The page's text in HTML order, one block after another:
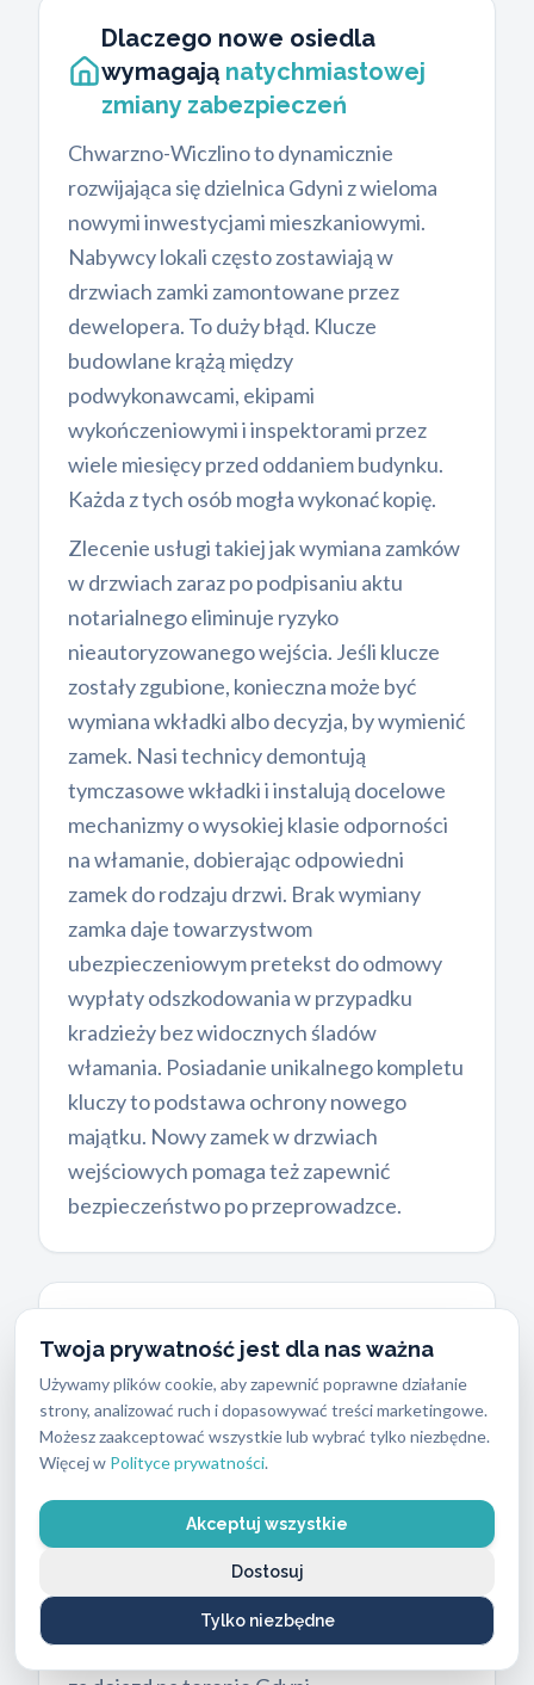
Twoja prywatność jest dla nas ważna
Używamy plików cookie, aby zapewnić poprawne działanie
strony, analizować ruch i dopasowywać treści marketingowe.
Możesz zaakceptować wszystkie lub wybrać tylko niezbędne.
Więcej w Polityce prywatności.
Akceptuj wszystkie
Tylko niezbędne
Dostosuj
Dlaczego nowe osiedla
wymagają natychmiastowej
zmiany zabezpieczeń
Chwarzno-Wiczlino to dynamicznie
rozwijająca się dzielnica Gdyni z wieloma
nowymi inwestycjami mieszkaniowymi.
Nabywcy lokali często zostawiają w
drzwiach zamki zamontowane przez
dewelopera. To duży błąd. Klucze
budowlane krążą między
podwykonawcami, ekipami
wykończeniowymi i inspektorami przez
wiele miesięcy przed oddaniem budynku.
Każda z tych osób mogła wykonać kopię.
Zlecenie usługi takiej jak wymiana zamków
w drzwiach zaraz po podpisaniu aktu
notarialnego eliminuje ryzyko
nieautoryzowanego wejścia. Jeśli klucze
zostały zgubione, konieczna może być
wymiana wkładki albo decyzja, by wymienić
zamek. Nasi technicy demontują
tymczasowe wkładki i instalują docelowe
mechanizmy o wysokiej klasie odporności
na włamanie, dobierając odpowiedni
zamek do rodzaju drzwi. Brak wymiany
zamka daje towarzystwom
ubezpieczeniowym pretekst do odmowy
wypłaty odszkodowania w przypadku
kradzieży bez widocznych śladów
włamania. Posiadanie unikalnego kompletu
kluczy to podstawa ochrony nowego
majątku. Nowy zamek w drzwiach
wejściowych pomaga też zapewnić
bezpieczeństwo po przeprowadzce.
ślusarskichi koszt materiałów
Klienci oczekują jasnych warunków
finansowych przed rozpoczęciem pracy.
Ceny za usługi ślusarskie zaczynają się u
nas od około 250 zł. Nasz cennik dzieli się
na koszty samej usługi ślusarskiej oraz ceny
materiałów. Stawka za robociznę zależy od
pory dnia, dnia tygodnia oraz rodzaju
zamka. Nie pobieramy dodatkowych opłat